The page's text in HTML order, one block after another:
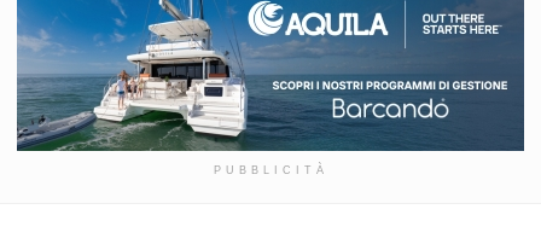
PUBBLICITÀ